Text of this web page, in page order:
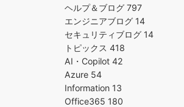
ヘルプ＆ブログ 797
エンジニアブログ 14
セキュリティブログ 14
トピックス 418
AI・Copilot 42
Azure 54
Information 13
Office365 180